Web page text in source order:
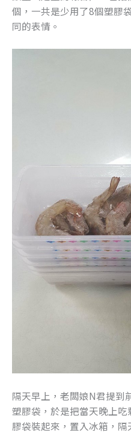
個，一共是少用了8個塑膠
同的表情。
隔天早上，老闆娘N君提到
塑膠袋，於是把當天晚上
膠袋裝起來，置入冰箱，